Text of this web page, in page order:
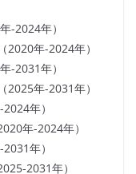
-2024年）
2020年-2024年）
-2031年）
2025年-2031年）
年）
年-2024年）
年）
2031年）